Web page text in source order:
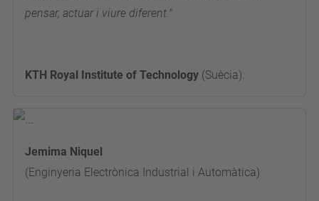
pensar, actuar i viure diferent."
KTH Royal Institute of Technology (Suècia).
Jemima Niquel
(Enginyeria Electrònica Industrial i Automàtica)